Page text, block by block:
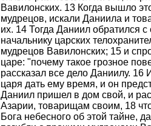
Вавилонских. 13 Когда вышло
мудрецов, искали Даниила и
их. 14 Тогда Даниил обратился
начальнику царских
мудрецов Вавилонских; 15 и
царе: "почему такое грозное
рассказал все дело Даниилу.
царя дать ему время, и он
Даниил пришел в дом свой, и
Азарии, товарищам своим, 18
Бога небесного об этой тайне,